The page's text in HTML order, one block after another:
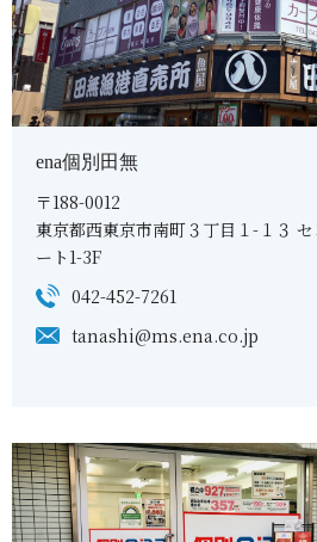
ena個別田無
〒188-0012
東京都西東京市南町３丁目１-１３
ート1-3F
042-452-7261
tanashi@ms.ena.co.jp